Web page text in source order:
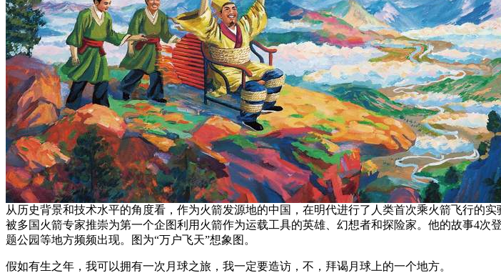
从历史背景和技术水平的角度看，作为火箭发源地的中国，在明代进行了人类首次乘火箭飞行的
被多国火箭专家推崇为第一个企图利用火箭作为运载工具的英雄、幻想者和探险家。他的故事4
题公园等地方频频出现。图为“万户飞天”想象图。
假如有生之年，我可以拥有一次月球之旅，我一定要造访，不，拜谒月球上的一个地方。